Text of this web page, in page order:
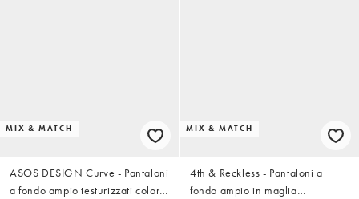
MIX & MATCH
ASOS DESIGN Curve - Pantaloni
a fondo ampio testurizzati color
MIX & MATCH
4th & Reckless - Pantaloni a
fondo ampio in maglia